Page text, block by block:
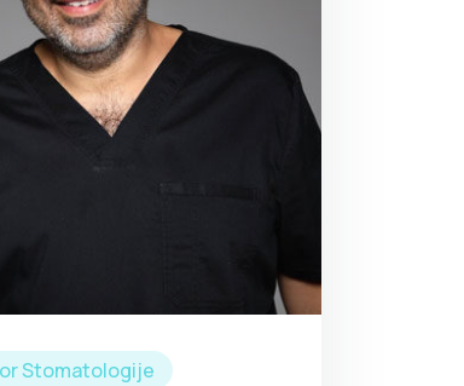
Stomatologije
posle toga počinje sa radom u
praksi i tu se dodatno edukuje
parodontologije i protetike na
u mnogobrojnim kongresima,
u Competence in Esthetic by
Ivoclar Vivadent.